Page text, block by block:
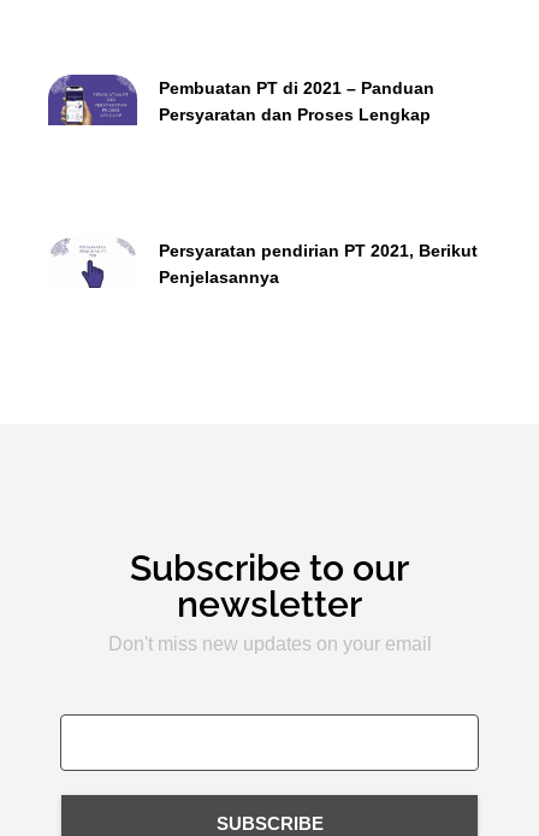
Pembuatan PT di 2021 – Panduan
Persyaratan dan Proses Lengkap
Persyaratan pendirian PT 2021, Berikut
Penjelasannya
Subscribe to our
newsletter
Don't miss new updates on your email
SUBSCRIBE